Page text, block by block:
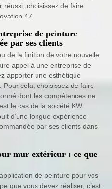
réussi, choisissez de faire
47.
de peinture
par ses clients
de la finition de votre nouvelle
appel à une entreprise de
apporter une esthétique
Pour cela, choisissez de faire
dont les compétences ne
le cas de la société KW
d’une longue expérience
par ses clients dans
mur extérieur : ce que
de peinture pour vos
que vous devez réaliser, c’est